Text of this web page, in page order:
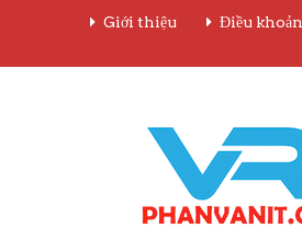
Giới thiệu Điều khoản